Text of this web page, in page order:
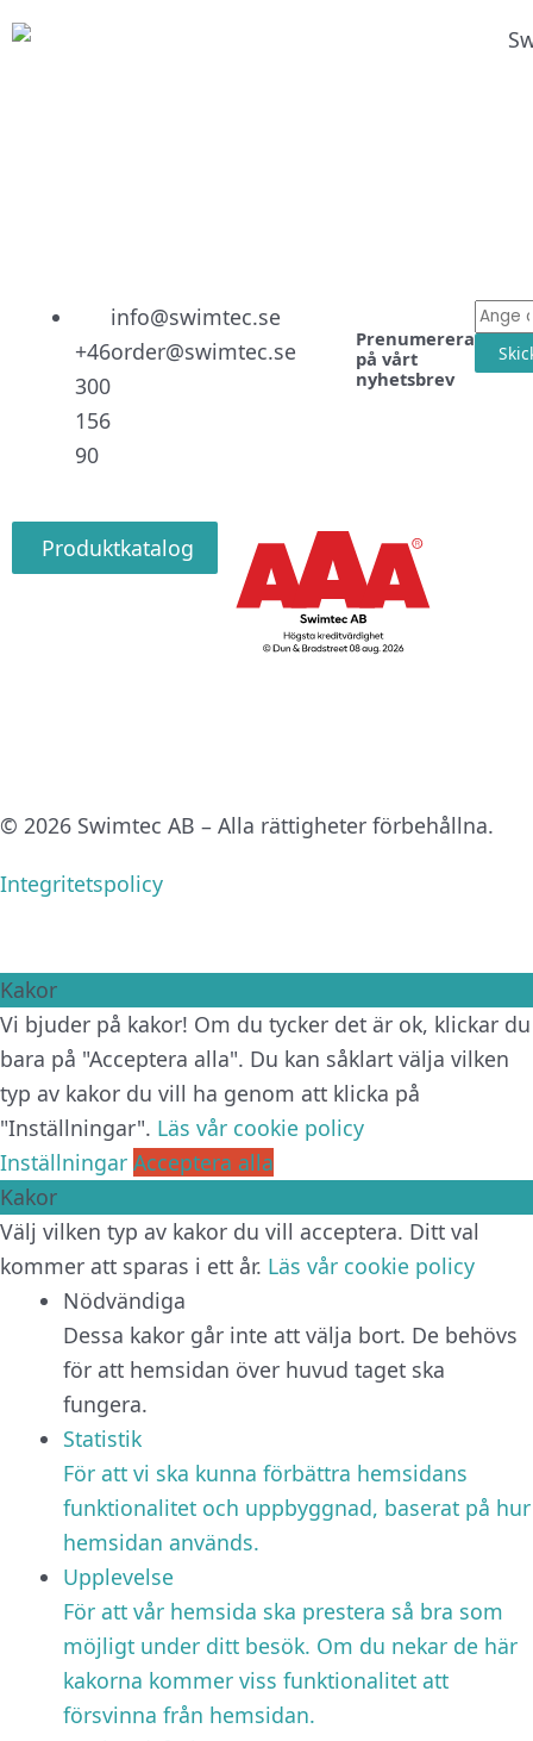
+46
300
156
90
info@swimtec.se
order@swimtec.se
Prenumerera
på vårt
nyhetsbrev
E-
post
Produktkatalog
© 2026 Swimtec AB – Alla rättigheter förbehållna.
Integritetspolicy
Kakor
Vi bjuder på kakor! Om du tycker det är ok, klickar du
bara på "Acceptera alla". Du kan såklart välja vilken
typ av kakor du vill ha genom att klicka på
"Inställningar". Läs vår cookie policy
Inställningar Acceptera alla
Kakor
Välj vilken typ av kakor du vill acceptera. Ditt val
kommer att sparas i ett år. Läs vår cookie policy
Nödvändiga
Dessa kakor går inte att välja bort. De behövs
för att hemsidan över huvud taget ska
fungera.
Statistik
För att vi ska kunna förbättra hemsidans
funktionalitet och uppbyggnad, baserat på hur
hemsidan används.
Upplevelse
För att vår hemsida ska prestera så bra som
möjligt under ditt besök. Om du nekar de här
kakorna kommer viss funktionalitet att
försvinna från hemsidan.